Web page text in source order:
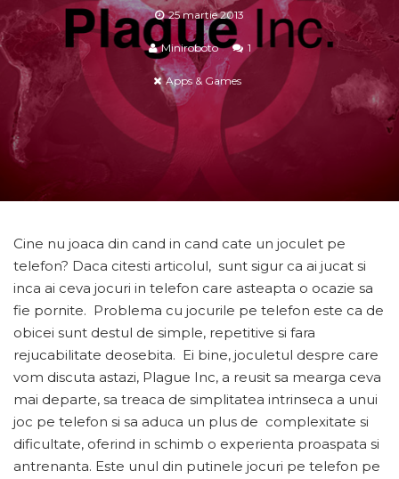
25 martie 2013
Miniroboto 1
Apps & Games
Cine nu joaca din cand in cand cate un joculet pe
telefon? Daca citesti articolul, sunt sigur ca ai jucat si
inca ai ceva jocuri in telefon care asteapta o ocazie sa
fie pornite. Problema cu jocurile pe telefon este ca de
obicei sunt destul de simple, repetitive si fara
rejucabilitate deosebita. Ei bine, joculetul despre care
vom discuta astazi, Plague Inc, a reusit sa mearga ceva
mai departe, sa treaca de simplitatea intrinseca a unui
joc pe telefon si sa aduca un plus de complexitate si
dificultate, oferind in schimb o experienta proaspata si
antrenanta. Este unul din putinele jocuri pe telefon pe